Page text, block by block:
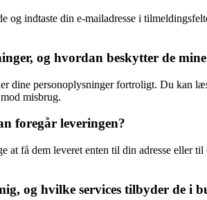
og indtaste din e-mailadresse i
og hvordan beskytter de
dine personoplysninger fortroligt. Du kan
misbrug.
foregår leveringen?
at få dem leveret enten til din adresse
og hvilke services tilbyder de i